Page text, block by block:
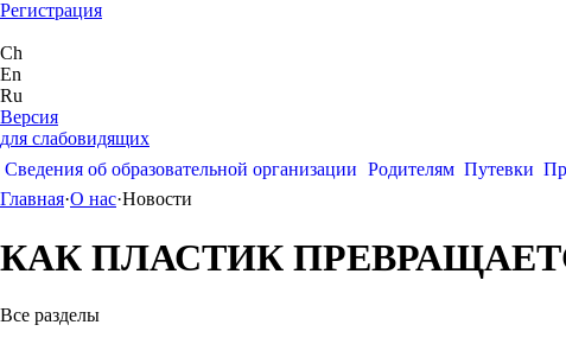
Регистрация
Ch
En
Ru
Версия
для слабовидящих
Сведения об образовательной организации Родителям Путевки
Главная·О нас·Новости
КАК ПЛАСТИК
Все разделы